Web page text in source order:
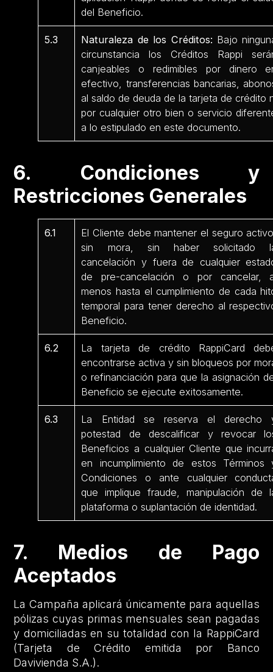
del Beneficio.
5.3 Naturaleza de los Créditos: Bajo
circunstancia los Créditos Rappi
canjeables o redimibles por dinero
efectivo, transferencias bancarias,
al saldo de deuda de la tarjeta de crédito
por cualquier otro bien o servicio
a lo estipulado en este documento.
6. Condiciones y
Restricciones Generales
6.1
El Cliente debe mantener el seguro
sin mora, sin haber solicitado
cancelación y fuera de cualquier
de pre-cancelación o por cancelar,
menos hasta el cumplimiento de cada
temporal para tener derecho al
Beneficio.
6.2
La tarjeta de crédito RappiCard
encontrarse activa y sin bloqueos por
o refinanciación para que la asignación
Beneficio se ejecute exitosamente.
6.3
La Entidad se reserva el derecho
potestad de descalificar y revocar
Beneficios a cualquier Cliente que
en incumplimiento de estos Términos
Condiciones o ante cualquier
que implique fraude, manipulación de
plataforma o suplantación de identidad.
7. Medios de Pago
Aceptados
La Campaña aplicará únicamente para aquellas
pólizas cuyas primas mensuales sean pagadas
y domiciliadas en su totalidad con la RappiCard
(Tarjeta de Crédito emitida por Banco
Davivienda S.A.).